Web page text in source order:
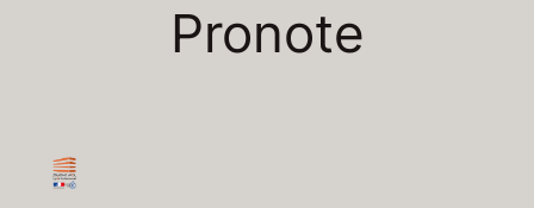
Pronote